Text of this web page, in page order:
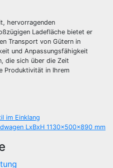
hervorragenden
Ladefläche bietet er
Transport von Gütern in
und Anpassungsfähigkeit
die sich über die Zeit
Produktivität in Ihrem
im Einklang
LxBxH 1130x500x890 mm